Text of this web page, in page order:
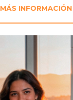
MÁS INFORMACIÓN